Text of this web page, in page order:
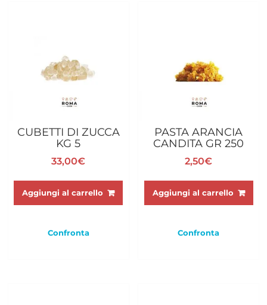
CUBETTI DI ZUCCA
KG 5
33,00€
Aggiungi al carrello
Confronta
PASTA ARANCIA
CANDITA GR 250
2,50€
Aggiungi al carrello
Confronta